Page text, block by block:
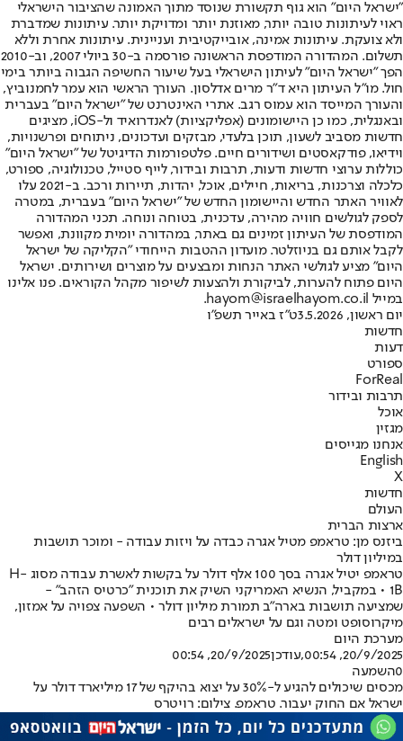
"ישראל היום" הוא גוף תקשורת שנוסד מתוך האמונה שהציבור הישראלי
ראוי לעיתונות טובה יותר, מאוזנת יותר ומדויקת יותר. עיתונות שמדברת
ולא צועקת. עיתונות אמינה, אובייקטיבית ועניינית. עיתונות אחרת וללא
תשלום. המהדורה המודפסת הראשונה פורסמה ב-30 ביולי 2007, וב-2010
הפך "ישראל היום" לעיתון הישראלי בעל שיעור החשיפה הגבוה ביותר בימי
חול. מו"ל העיתון היא ד"ר מרים אדלסון. העורך הראשי הוא עמר לחמנוביץ,
והעורך המייסד הוא עמוס רגב. אתרי האינטרנט של "ישראל היום" בעברית
ובאנגלית, כמו כן היישומונים (אפליקציות) לאנדרואיד ול-iOS, מציגים
חדשות מסביב לשעון, תוכן בלעדי, מבזקים ועדכונים, ניתוחים ופרשנויות,
וידיאו, פודקאסטים ושידורים חיים. פלטפורמות הדיגיטל של "ישראל היום"
כוללות ערוצי חדשות ודעות, תרבות ובידור, לייף סטייל, טכנולוגיה, ספורט,
כלכלה וצרכנות, בריאות, חיילים, אוכל, יהדות, תיירות ורכב. ב-2021 עלו
לאוויר האתר החדש והיישומון החדש של "ישראל היום" בעברית, במטרה
לספק לגולשים חוויה מהירה, עדכנית, בטוחה ונוחה. תכני המהדורה
המודפסת של העיתון זמינים גם באתר, במהדורה יומית מקוונת, ואפשר
לקבל אותם גם בניוזלטר. מועדון ההטבות הייחודי "הקליקה של ישראל
היום" מציע לגולשי האתר הנחות ומבצעים על מוצרים ושירותים. ישראל
היום פתוח להערות, לביקורת ולהצעות לשיפור מקהל הקוראים. פנו אלינו
במייל hayom@israelhayom.co.il.
יום ראשון, 3.5.2026
ט"ז באייר תשפ"ו
חדשות
דעות
ספורט
ForReal
תרבות ובידור
אוכל
מגזין
אנחנו מגייסים
English
X
חדשות
העולם
ארצות הברית
ביזנס מן: טראמפ מטיל אגרה כבדה על ויזות עבודה - ומוכר תושבות
במיליון דולר
טראמפ יטיל אגרה בסך 100 אלף דולר על בקשות לאשרת עבודה מסוג H-
1B • במקביל, הנשיא האמריקני השיק את תוכנית "כרטיס הזהב" -
שמציעה תושבות בארה"ב תמורת מיליון דולר • השפעה צפויה על אמזון,
מיקרוסופט ומטה וגם על ישראלים רבים
מערכת היום
20/9/2025, 00:54
,עודכן20/9/2025, 00:54
0השמעה
מכסים שיכולים להגיע ל-30% על יצוא בהיקף של 17 מיליארד דולר על
ישראל אם החוק יעבור. טראמפ. צילום: רויטרס